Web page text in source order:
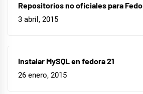
Repositorios no oficiales para
3 abril, 2015
Instalar MySQL en fedora 21
26 enero, 2015